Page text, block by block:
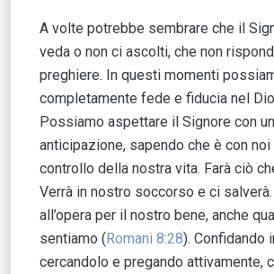
A volte potrebbe sembrare che il
veda o non ci ascolti, che non
preghiere. In questi momenti
completamente fede e fiducia nel
Possiamo aspettare il Signore con
anticipazione, sapendo che è con noi
controllo della nostra vita. Farà ciò
Verrà in nostro soccorso e ci
all’opera per il nostro bene, anche
sentiamo (Romani 8:28). Confidando
cercandolo e pregando attivamente,